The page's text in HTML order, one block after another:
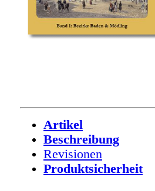
Artikel
Beschreibung
Revisionen
Produktsicherheit